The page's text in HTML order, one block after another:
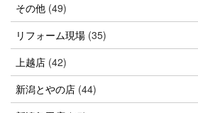
その他 (49)
リフォーム現場 (35)
上越店 (42)
新潟とやの店 (44)